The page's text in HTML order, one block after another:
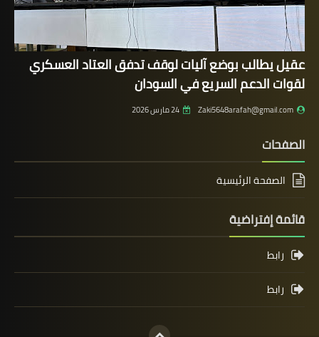
عقيل يطالب بوضع آليات لوقف تدفق العتاد العسكري
لقوات الدعم السريع في السودان
Zaki5648arafah@gmail.com 24 مارس 2026
الصفحات
الصفحة الرئيسية
قائمة إفتراضية
رابط
رابط